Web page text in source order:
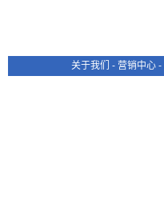
关于我们 - 营销中心 -